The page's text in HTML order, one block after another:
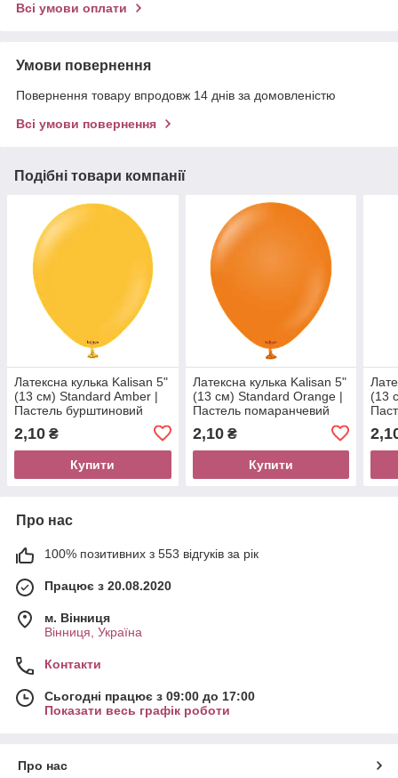
Всі умови оплати
Умови повернення
Повернення товару впродовж 14 днів за домовленістю
Всі умови повернення
Подібні товари компанії
Латексна кулька Kalisan 5"
(13 см) Standard Amber |
Пастель бурштиновий
2,10 ₴
Купити
Латексна кулька Kalisan 5"
(13 см) Standard Orange |
Пастель помаранчевий
2,10₴
Купити
(13
Про нас
100% позитивних з 553 відгуків за рік
Працює з 20.08.2020
м. Вінниця
Вінниця, Україна
Контакти
Сьогодні працює з 09:00 до 17:00
Показати весь графік роботи
Про нас